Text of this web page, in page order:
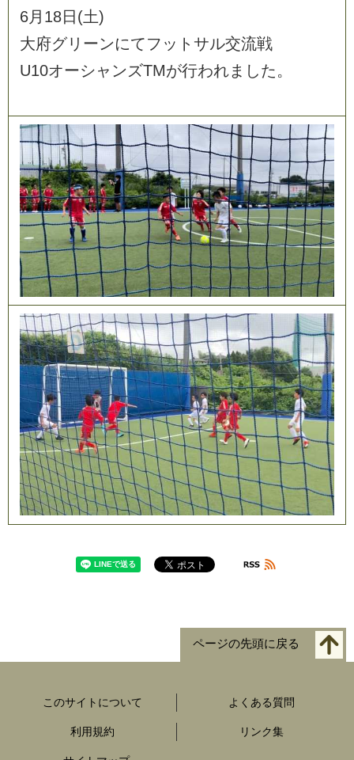
6月 18日 (土)
大府グリ ーンにてフ ッ ト サル交流戦
U10オーシャ ンズTMが行われま した。
ページの先頭に戻る
このサイトについて よくある質問
利用規約 リンク集